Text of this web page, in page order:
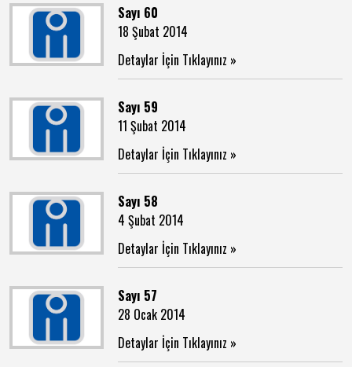
Sayı 60
18 Şubat 2014
Detaylar İçin Tıklayınız »
Sayı 59
11 Şubat 2014
Detaylar İçin Tıklayınız »
Sayı 58
4 Şubat 2014
Detaylar İçin Tıklayınız »
Sayı 57
28 Ocak 2014
Detaylar İçin Tıklayınız »